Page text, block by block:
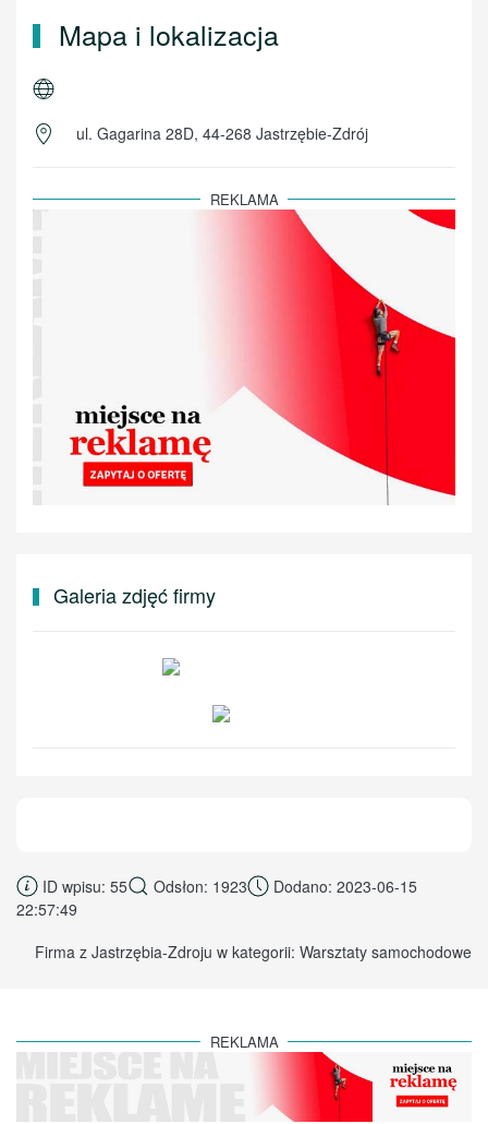
Mapa i lokalizacja
ul. Gagarina 28D, 44-268 Jastrzębie-Zdrój
REKLAMA
Galeria zdjęć firmy
ID wpisu: 55 Odsłon: 1923
Dodano: 2023-06-15
22:57:49
Firma z Jastrzębia-Zdroju w kategorii: Warsztaty samochodowe
REKLAMA